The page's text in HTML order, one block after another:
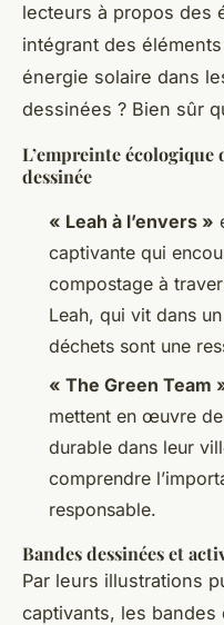
lecteurs à propos des
intégrant des
énergie solaire dans
dessinées ? Bien sûr
L’empreinte écologique
dessinée
« Leah à l’envers »
captivante qui
compostage à
Leah, qui vit dans
déchets sont une
« The Green Team
mettent en œuvre
durable dans leur
comprendre
responsable.
Bandes dessinées et
Par leurs illustrations
captivants, les